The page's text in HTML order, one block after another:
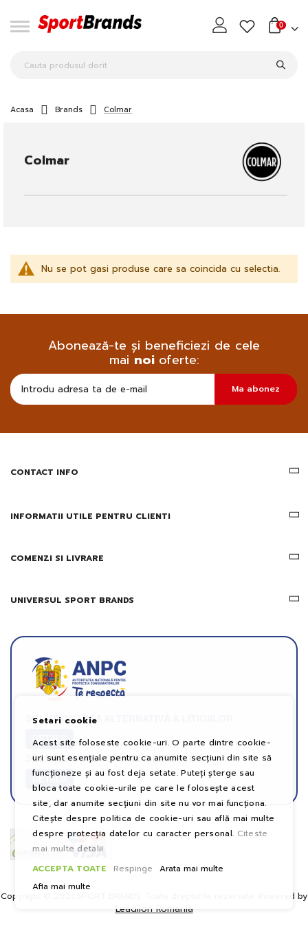
0
Acasa Brands Colmar
Colmar
Nu se pot gasi produse care sa coincida cu selectia.
Abonează-te și beneficiezi de cele
mai noi oferte:
sa
primesc
informatii
Ma abonez
CONTACT INFO
INFORMATII UTILE PENTRU CLIENTI
COMENZI SI LIVRARE
UNIVERSUL SPORT BRANDS
SOLUȚIONAREA ALTERNATIVĂ A LITIGIILOR
DETALII
SOLUȚIONAREA ONLINE A LITIGIILOR
DETALII
Copyright © 2021 SPORT BRANDS. Toate drepturile rezervate. Powered by
Leadlion Romania
Setari cookie
Acest site foloseste cookie-uri. O parte dintre cookie-
uri sunt esențiale pentru ca anumite secțiuni din site să
funcționeze și au fost deja setate. Puteți șterge sau
bloca toate cookie-urile pe care le folosește acest
site, dar anumite secțiuni din site nu vor mai funcționa.
Citește despre politica de cookie-uri sau află mai multe
despre protecția datelor cu caracter personal. Citeste
mai multe detalii
ACCEPTA TOATE
Respinge
Arata mai multe
Afla mai multe